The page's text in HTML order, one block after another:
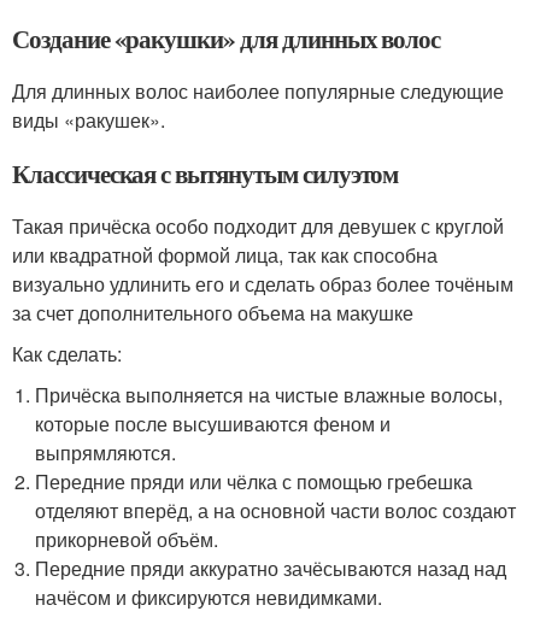
Создание «ракушки» для длинных волос
Для длинных волос наиболее популярные следующие
виды «ракушек».
Классическая с вытянутым силуэтом
Такая причёска особо подходит для девушек с круглой
или квадратной формой лица, так как способна
визуально удлинить его и сделать образ более точёным
за счет дополнительного объема на макушке
Как сделать:
Причёска выполняется на чистые влажные волосы,
которые после высушиваются феном и
выпрямляются.
Передние пряди или чёлка с помощью гребешка
отделяют вперёд, а на основной части волос создают
прикорневой объём.
Передние пряди аккуратно зачёсываются назад над
начёсом и фиксируются невидимками.